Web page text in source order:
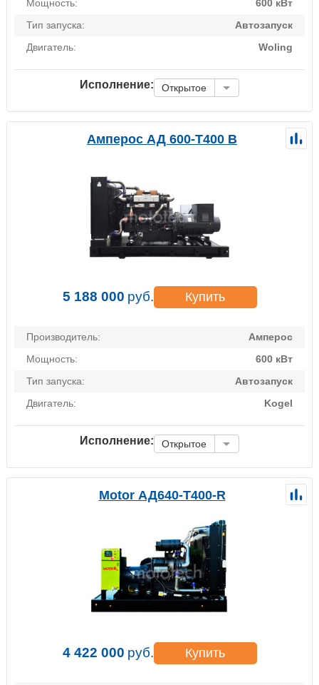
Мощность:
600 кВт
Тип запуска:
Автозапуск
Двигатель:
Woling
Исполнение: Открытое
Амперос АД 600-Т400 B
5 188 000 руб. Купить
Производитель:
Амперос
Мощность:
600 кВт
Тип запуска:
Автозапуск
Двигатель:
Kogel
Исполнение: Открытое
Motor АД640-Т400-R
4 422 000 руб. Купить